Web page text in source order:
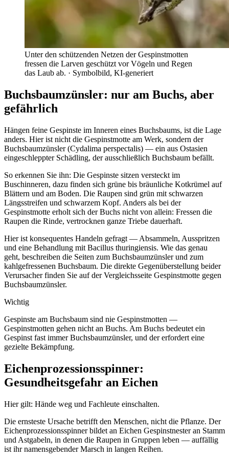
Unter den schützenden Netzen der Gespinstmotten
fressen die Larven geschützt vor Vögeln und Regen
das Laub ab. · Symbolbild, KI-generiert
Buchsbaumzünsler: nur am Buchs, aber
gefährlich
Hängen feine Gespinste im Inneren eines Buchsbaums, ist die Lage
anders. Hier ist nicht die Gespinstmotte am Werk, sondern der
Buchsbaumzünsler (Cydalima perspectalis) — ein aus Ostasien
eingeschleppter Schädling, der ausschließlich Buchsbaum befällt.
So erkennen Sie ihn: Die Gespinste sitzen versteckt im
Buschinneren, dazu finden sich grüne bis bräunliche Kotkrümel auf
Blättern und am Boden. Die Raupen sind grün mit schwarzen
Längsstreifen und schwarzem Kopf. Anders als bei der
Gespinstmotte erholt sich der Buchs nicht von allein: Fressen die
Raupen die Rinde, vertrocknen ganze Triebe dauerhaft.
Hier ist konsequentes Handeln gefragt — Absammeln, Ausspritzen
und eine Behandlung mit Bacillus thuringiensis. Wie das genau
geht, beschreiben die Seiten zum Buchsbaumzünsler und zum
kahlgefressenen Buchsbaum. Die direkte Gegenüberstellung beider
Verursacher finden Sie auf der Vergleichsseite Gespinstmotte gegen
Buchsbaumzünsler.
Wichtig
Gespinste am Buchsbaum sind nie Gespinstmotten —
Gespinstmotten gehen nicht an Buchs. Am Buchs bedeutet ein
Gespinst fast immer Buchsbaumzünsler, und der erfordert eine
gezielte Bekämpfung.
Eichenprozessionsspinner:
Gesundheitsgefahr an Eichen
Hier gilt: Hände weg und Fachleute einschalten.
Die ernsteste Ursache betrifft den Menschen, nicht die Pflanze. Der
Eichenprozessionsspinner bildet an Eichen Gespinstnester an Stamm
und Astgabeln, in denen die Raupen in Gruppen leben — auffällig
ist ihr namensgebender Marsch in langen Reihen.